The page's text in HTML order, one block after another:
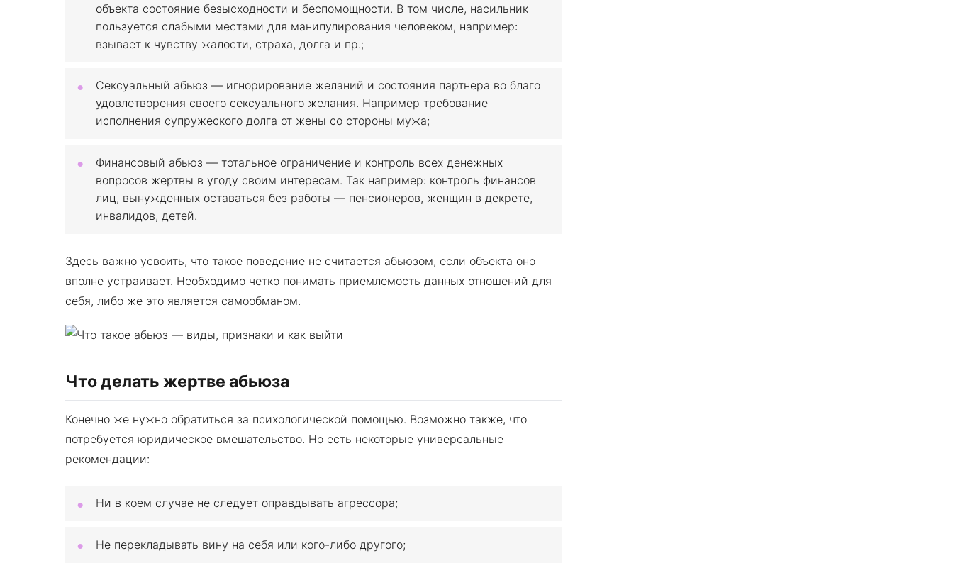
объекта состояние безысходности и беспомощности. В том числе, насильник
пользуется слабыми местами для манипулирования человеком, например:
взывает к чувству жалости, страха, долга и пр.;
Сексуальный абьюз — игнорирование желаний и состояния партнера во благо
удовлетворения своего сексуального желания. Например требование
исполнения супружеского долга от жены со стороны мужа;
Финансовый абьюз — тотальное ограничение и контроль всех денежных
вопросов жертвы в угоду своим интересам. Так например: контроль финансов
лиц, вынужденных оставаться без работы — пенсионеров, женщин в декрете,
инвалидов, детей.
Здесь важно усвоить, что такое поведение не считается абьюзом, если объекта оно
вполне устраивает. Необходимо четко понимать приемлемость данных отношений для
себя, либо же это является самообманом.
Что делать жертве абьюза
Конечно же нужно обратиться за психологической помощью. Возможно также, что
потребуется юридическое вмешательство. Но есть некоторые универсальные
рекомендации:
Ни в коем случае не следует оправдывать агрессора;
Не перекладывать вину на себя или кого-либо другого;